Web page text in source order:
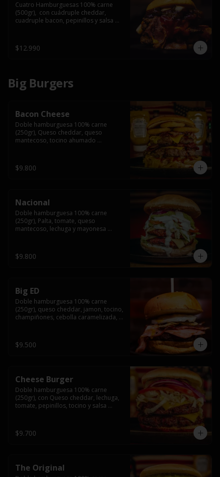
Cuatro Hamburguesas 100% carne
(500gr),  con cuádruple cheddar,
cuadruple bacon, pepinillos y salsa
$12.990
Big Burgers
Bacon Cheese
Doble hamburguesa 100% carne
(250gr), Queso cheddar, queso
mantecoso, tocino ahumado
brioche y acompañado de papas
fritas.
$9.800
Nacional
Doble hamburguesa 100% carne
(250gr), Palta, tomate, queso
mantecoso, lechuga y mayonesa
$9.800
Big ED
Doble hamburguesa 100% carne
(250gr), queso cheddar, jamon, tocino,
champiñones, cebolla caramelizada,
$9.500
Cheese Burger
Doble hamburguesa 100% carne
(250gr), con Queso cheddar, lechuga,
tomate, pepinillos, tocino y salsa
$9.700
The Original